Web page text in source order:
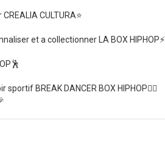
CULTURA⭐
et a collectionner LA BOX HIPHOP⚡
BREAK DANCER BOX HIPHOP🤸‍♂️